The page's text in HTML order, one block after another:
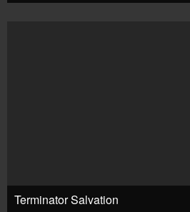
Terminator Salvation